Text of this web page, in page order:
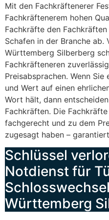
Mit den Fachkräftenerer
Fachkräftenerem hohen
Fachkräfte den
Schafen in der Branche ab.
Württemberg Silberberg
Fachkräfteneren
Preisabsprachen. Wenn
und Wert auf einen
Wort hält, dann
Fachkräften. Die
fachgerecht und zu dem
zugesagt haben –
Schlüssel
Notdienst für
Württemberg